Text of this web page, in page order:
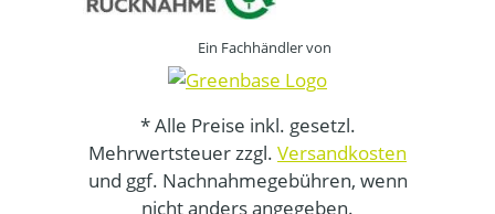
Ein Fachhändler von
* Alle Preise inkl. gesetzl.
Mehrwertsteuer zzgl. Versandkosten
und ggf. Nachnahmegebühren, wenn
nicht anders angegeben.